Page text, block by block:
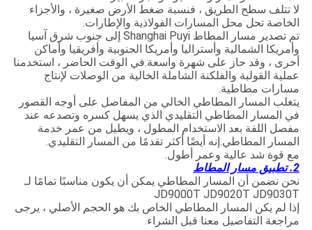
لا تتلف سطح الطريق ، فنسبة ضغط الأرض صغيرة ، والأجزاء
الخاصة تحل محل المسارات الفولاذية والإطارات.
تم تصدير مسار المطاط Shanghai Puyi إلى جنوب شرق آسيا
وأمريكا الشمالية وأستراليا وأمريكا الجنوبية وأفريقيا وأماكن
أخرى ، وقد حاز على شهرة واسعة.في الوقت الحاضر ، استخدمنا
عملية القولبة والفلكنة الشاملة الخالية من الوصلات لإنتاج
مسارات مطاطية.
يتغلب المسار المطاطي الخالي من المفاصل على أوجه القصور
في المسار المطاطي التقليدي الذي يسهل كسره وتصدعه عند
مفصل اللفة بعد الاستخدام المطول ، ويطيل من عمر خدمة
المسار المطاطي.إنه أيضًا أكثر تقدمًا من المسار التقليدي.
مع قوة شد عالية وعمر أطول.
2. تطبيق مسار المطاط
نحن نضمن أن المسار المطاطي يمكن أن يكون مناسبًا تمامًا لـ
JD9000T JD9020T JD9030T
إذا لم يكن المسار المطاطي الخاص بك هو الحجم الأصلي ، يرجى
مراجعة التفاصيل معنا قبل الشراء.